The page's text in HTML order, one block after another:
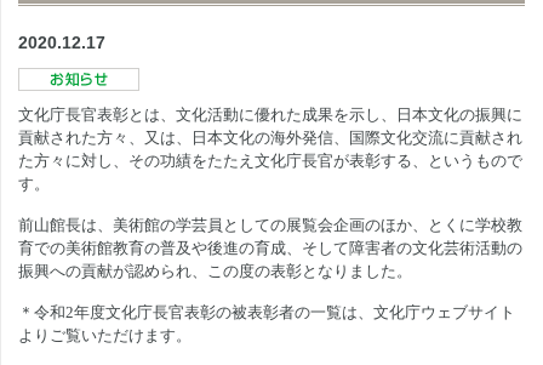
2020.12.17
文化庁長官表彰とは、文化活動に優れた成果を示し、日本文化の振興に
貢献された方々、又は、日本文化の海外発信、国際文化交流に貢献され
た方々に対し、その功績をたたえ文化庁長官が表彰する、というもので
す。
前山館長は、美術館の学芸員としての展覧会企画のほか、とくに学校教
育での美術館教育の普及や後進の育成、そして障害者の文化芸術活動の
振興への貢献が認められ、この度の表彰となりました。
＊令和2年度文化庁長官表彰の被表彰者の一覧は、文化庁ウェブサイト
よりご覧いただけます。